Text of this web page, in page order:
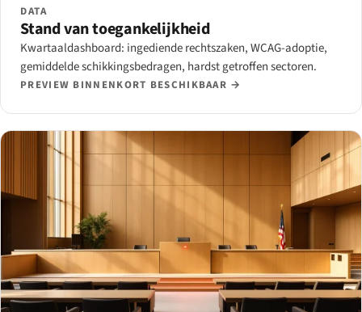
DATA
Stand van toegankelijkheid
Kwartaaldashboard: ingediende rechtszaken, WCAG-adoptie,
gemiddelde schikkingsbedragen, hardst getroffen sectoren.
PREVIEW BINNENKORT BESCHIKBAAR →